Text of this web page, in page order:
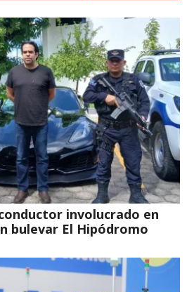
involucrado en
bulevar El Hipódromo